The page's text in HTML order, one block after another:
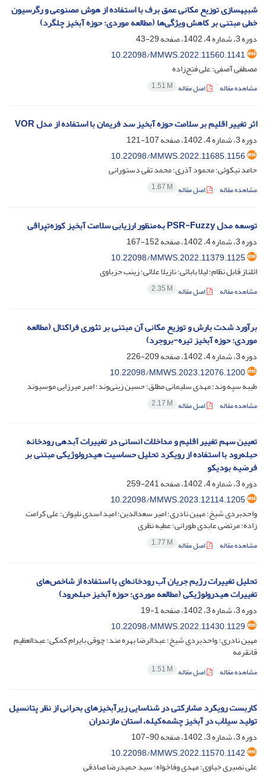
شبیهسازی توزیع مکانی عمق برف با استفاده از هوش مصنوعی و رگرسیون
خطی مبتنی بر کاهش ویژگی‌ها (مطالعه موردی: حوزه آبخیز چلگرد)
دوره 3، شماره 4، 1402، صفحه
29-43
10.22098/MMWS.2022.11560.1141
مصطفی آصفی؛ علی فتح‌زاده
مشاهده مقاله اصل مقاله 1.51 M
اثر تغییر اقلیم بر سلامت حوزه آبخیز سد فریمان با استفاده از مدل VOR
دوره 3، شماره 4، 1402، صفحه
107-121
10.22098/MMWS.2022.11685.1156
حامد نیکوئی؛ محمود آذری؛ محمد تقی دستورانی
مشاهده مقاله اصل مقاله 1.67 M
توسعه مدل PSR-Fuzzy به‌منظور ارزیابی سلامت آبخیز کوزه‌تپراقی
دوره 3، شماره 4، 1402، صفحه
152-167
10.22098/MMWS.2022.11379.1125
ائلناز قابل نظام؛ لیلا بابائی؛ نازیلا علائی؛ زینب حزباوی
مشاهده مقاله اصل مقاله 2.35 M
برآورد شدت بارش و توزیع مکانی آن مبتنی بر تئوری فراکتال (مطالعه
موردی: حوزه آبخیز تیره-بروجرد)
دوره 3، شماره 4، 1402، صفحه
209-226
10.22098/MMWS.2023.12076.1200
طیبه سپه وند؛ مهدی سلیمانی مطلق؛ حسین زینی‌وند؛ امیر میرزایی موسیوند
مشاهده مقاله اصل مقاله 2.17 M
تعیین سهم تغییر اقلیم و مداخلات انسانی در تغییرات آبدهی رودخانه
حبله‌رود با استفاده از رویکرد تحلیل حساسیت هیدرولوژیکی مبتنی بر
فرضیه بودیکو
دوره 3، شماره 4، 1402، صفحه
241-259
10.22098/MMWS.2023.12114.1205
واحدبردی شیخ؛ مهین نادری؛ امیر سعدالدین؛ امید اسدی نلیوان؛ علی کرامت
زاده؛ مرتضی عابدی طورانی؛ عطیه نظری
مشاهده مقاله اصل مقاله 1.77 M
تحلیل تغییرات رژیم جریان آب رودخانه‌ای با استفاده از شاخص‌های
تغییرات هیدرولوژیکی (مطالعه موردی: حوزه آبخیز حبله‌رود)
دوره 3، شماره 3، 1402، صفحه
1-19
10.22098/MMWS.2022.11430.1129
مهین نادری؛ ,واحدبردی شیخ؛ عبدالرضا بهره مند؛ چوقی بایرام کمکی؛ عبدالعظیم
قانقرمه
مشاهده مقاله اصل مقاله 1.51 M
کاربست رویکرد مشارکتی در شناسایی زیرآبخیزهای بحرانی از نظر پتانسیل
تولید سیلاب در آبخیز چشمه‌کیله، استان مازندران
دوره 3، شماره 3، 1402، صفحه
90-107
10.22098/MMWS.2022.11570.1142
علی نصیری خیاوی؛ مهدی وفاخواه؛ سید حمیدرضا صادقی